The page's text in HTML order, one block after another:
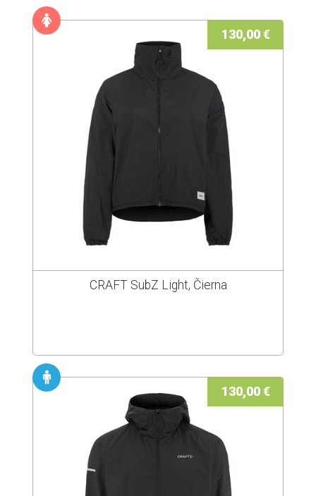
130,00 €
CRAFT SubZ Light, Čierna
130,00 €